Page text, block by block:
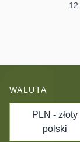
12
WALUTA
PLN - złoty
polski